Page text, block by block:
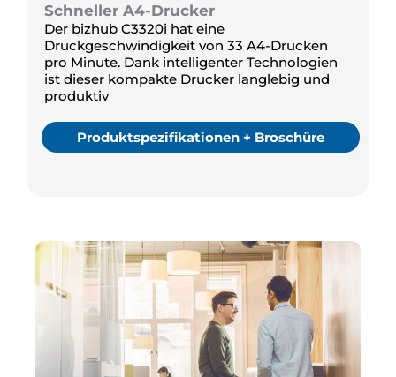
Schneller A4-Drucker
Der bizhub C3320i hat eine
Druckgeschwindigkeit von 33 A4-Drucken
pro Minute. Dank intelligenter Technologien
ist dieser kompakte Drucker langlebig und
produktiv
Produktspezifikationen + Broschüre